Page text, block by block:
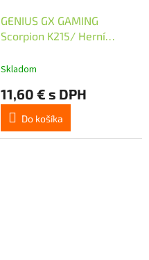
GENIUS GX GAMING
Scorpion K215/ Herní
podsvícená/ USB/
layout
Skladom
11,60 € s DPH
Do košíka